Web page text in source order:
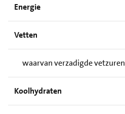
Energie
Vetten
waarvan verzadigde vetzuren
Koolhydraten